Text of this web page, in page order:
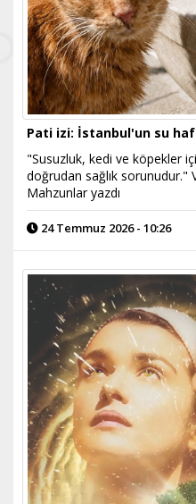
Pati izi: İstanbul'un su
"Susuzluk, kedi ve köpekler
doğrudan sağlık sorunudur."
Mahzunlar yazdı
24 Temmuz 2026 - 10:26